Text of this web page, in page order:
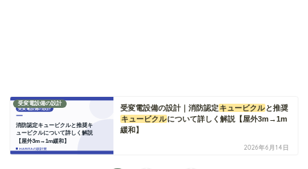
受変電設備の設計
受変電設備の設計｜消防認定キュービクル と推奨
キュービクルについて詳しく解説【屋外3m→1m
緩和】
2026年6月14日